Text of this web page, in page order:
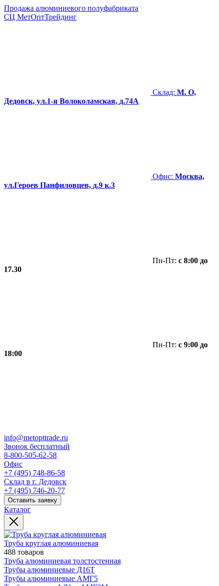
Продажа алюминиевого полуфабриката
СЦ МетОптТрейдинг
Склад: М. О,
Дедовск, ул.1-я Волоколамская, д.74А
Офис: Москва,
ул.Героев Панфиловцев, д.9 к.3
Пн-Пт: с 8:00 до
17.30
Пн-Пт: с 9:00 до
18:00
info@metopttrade.ru
Звонок бесплатный
8-800-505-62-58
Офис
+7 (495) 748-86-58
Склад в г. Дедовск
+7 (495) 746-20-77
Оставить заявку
Каталог
Труба круглая алюминиевая
488 товаров
Труба алюминиевая толстостенная
Трубы алюминиевые Д16Т
Трубы алюминиевые АМГ5